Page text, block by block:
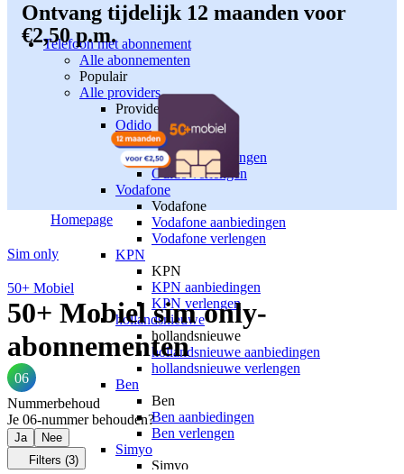
Telefoon met abonnement
Alle abonnementen
Populair
Alle providers
Providers
Odido
Odido
Odido aanbiedingen
Odido verlengen
Vodafone
Vodafone
Vodafone aanbiedingen
Vodafone verlengen
KPN
KPN
KPN aanbiedingen
KPN verlengen
hollandsnieuwe
hollandsnieuwe
hollandsnieuwe aanbiedingen
hollandsnieuwe verlengen
Ben
Ben
Ben aanbiedingen
Ben verlengen
Simyo
Simyo
Ontvang tijdelijk 12 maanden voor
€2,50 p.m.
Homepage
Sim only
50+ Mobiel
50+ Mobiel sim only-
abonnementen
06
Nummerbehoud
Je 06-nummer behouden?
Ja
Nee
Filters (3)